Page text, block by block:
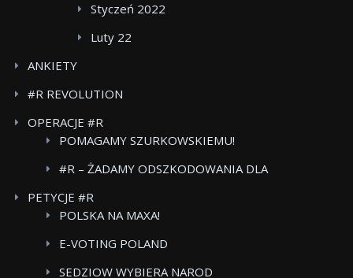
Styczeń 2022
Luty 22
ANKIETY
#R REVOLUTION
OPERACJE #R
POMAGAMY SZURKOWSKIEMU!
#R – ŻADAMY ODSZKODOWANIA DLA
CARE
PETYCJE #R
POLSKA NA MAXA!
E-VOTING POLAND
SEDZIOW WYBIERA NAROD